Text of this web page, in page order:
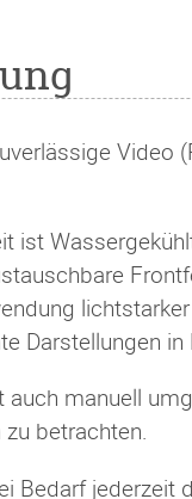
Video
ist
Darstellungen in
manuell
betrachten.
Bedarf jederzeit